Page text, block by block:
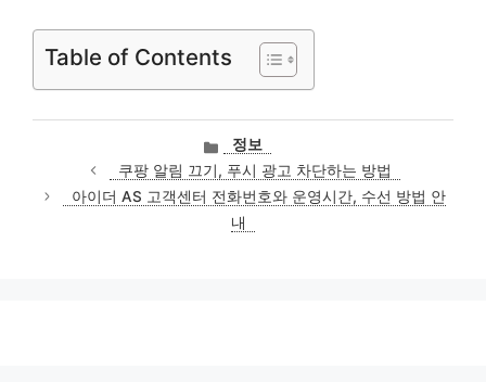
Table of Contents
카
테
고
리
정보
쿠팡 알림 끄기, 푸시 광고 차단하는 방법
아이더 AS 고객센터 전화번호와 운영시간, 수선 방법 안
내